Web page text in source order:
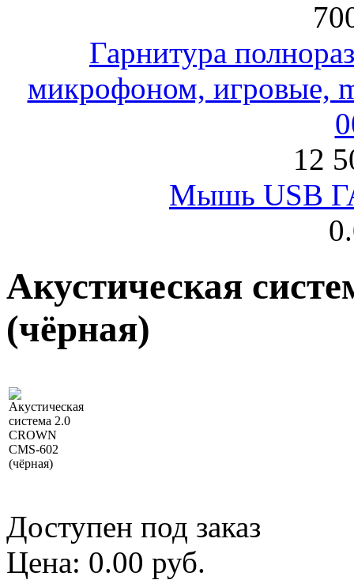
Гарнитура
микрофоном, игровые,
12
Мышь USB
Акустическая
(чёрная)
Доступен под заказ
Цена: 0.00 руб.